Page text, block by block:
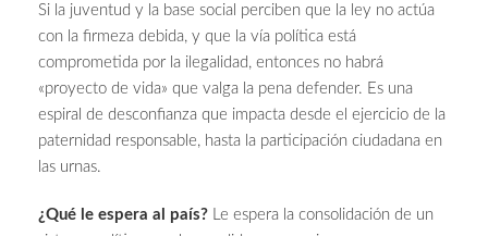
Si la juventud y la base social perciben que la ley no actúa
con la firmeza debida, y que la vía política está
comprometida por la ilegalidad, entonces no habrá
«proyecto de vida» que valga la pena defender. Es una
espiral de desconfianza que impacta desde el ejercicio de la
paternidad responsable, hasta la participación ciudadana en
las urnas.
¿Qué le espera al país? Le espera la consolidación de un